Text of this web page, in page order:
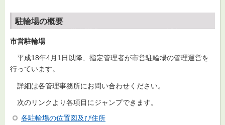
駐輪場の概要
市営駐輪場
平成18年4月1日以降、指定管理者が市営駐輪場の管理運営を
行っています。
詳細は各管理事務所にお問い合わせください。
次のリンクより各項目にジャンプできます。
各駐輪場の位置図及び住所